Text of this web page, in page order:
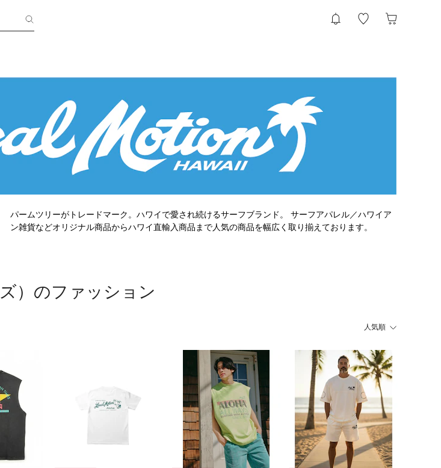
パームツリーがトレードマーク。ハワイで愛され続けるサーフブランド。 サーフアパレル／ハワイア
ン雑貨などオリジナル商品からハワイ直輸入商品まで人気の商品を幅広く取り揃えております。
）のファッション
人気順